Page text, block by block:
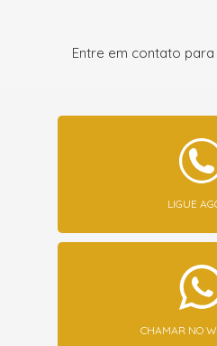
Entre em contato
LIGUE
CHAMAR NO